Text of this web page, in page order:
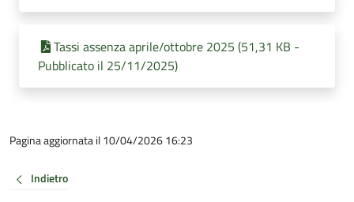
Tassi assenza aprile/ottobre 2025 (51,31 KB -
Pubblicato il 25/11/2025)
Pagina aggiornata il 10/04/2026 16:23
Indietro